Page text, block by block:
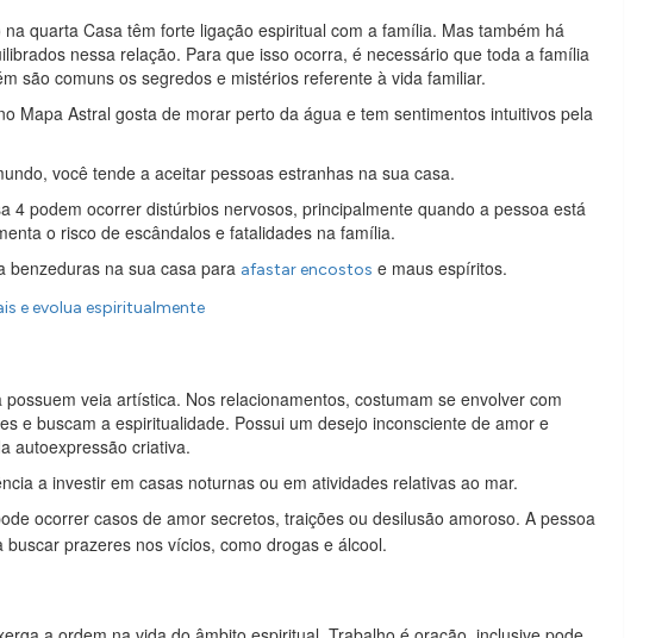
quarta Casa têm forte ligação espiritual com a família. Mas também há
nessa relação. Para que isso ocorra, é necessário que toda a família
são comuns os segredos e mistérios referente à vida familiar.
Mapa Astral gosta de morar perto da água e tem sentimentos intuitivos pela
você tende a aceitar pessoas estranhas na sua casa.
4 podem ocorrer distúrbios nervosos, principalmente quando a pessoa está
o risco de escândalos e fatalidades na família.
benzeduras na sua casa para afastar encostos e maus espíritos.
e evolua espiritualmente
veia artística. Nos relacionamentos, costumam se envolver com
e buscam a espiritualidade. Possui um desejo inconsciente de amor e
autoexpressão criativa.
a investir em casas noturnas ou em atividades relativas ao mar.
ocorrer casos de amor secretos, traições ou desilusão amoroso. A pessoa
prazeres nos vícios, como drogas e álcool.